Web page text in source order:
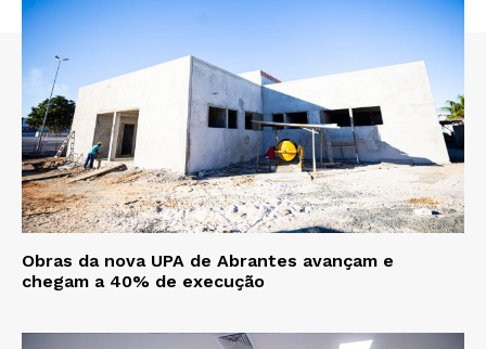
Obras da nova UPA de Abrantes avançam e
chegam a 40% de execução